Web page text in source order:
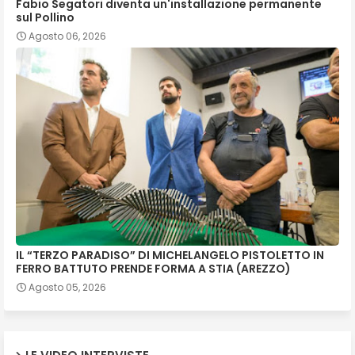
Fabio Segatori diventa un'installazione permanente
sul Pollino
Agosto 06, 2026
IL “TERZO PARADISO” DI MICHELANGELO PISTOLETTO IN
FERRO BATTUTO PRENDE FORMA A STIA (AREZZO)
Agosto 05, 2026